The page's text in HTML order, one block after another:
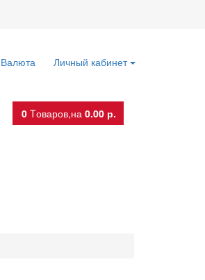
Личный кабинет
Валюта
0 Tоваров,на 0.00 р.